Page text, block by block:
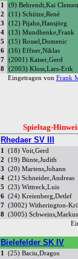
1
(9) Behrendt,Kai
2 (11) Schütze,René
3 (12) Pijahn,Hansjörg
4 (13) Mundhenke,Frank
5 (15) Rossel,Domenic
6 (16) Effner,Niklas
7 (2001) Kaiser,Gerd
8 (2003) Kloss,Lars-Erik
Eingetragen von Frank
Spieltag-
Rhedaer SV III
1
(18) Voit,Gerd
2 (19) Bünte,Judith
3 (20) Martens,Johann
4 (21) Schneider,Andreas
5 (23) Wittreck,Luis
6 (24) Kreienberg,Detlef
7 (3002) Witherington-
8 (3005) Schweins,Markus
Bielefelder SK IV
1
(25) Baciu,Dragos